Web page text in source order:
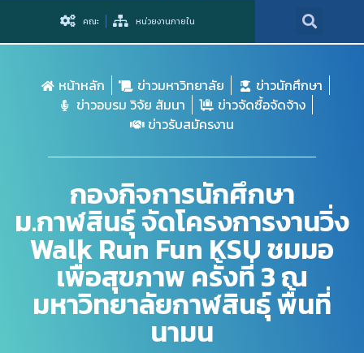
คณะ หน่วยงานภายใน
หน้าหลัก ข่าวมหาวิทยาลัย
ข่าวนักศึกษา
ข่าวอบรม วิจัย สัมนา
ข่าวจัดซื้อจัดจ้าง
ข่าวรับสมัครงาน
กองกิจการนักศึกษา
ม.กาฬสินธุ์ จัดโครงการงานวิ่ง
Walk Run Fun KSU ชมมอ
เพื่อสุขภาพ ครั้งที่ 3 ณ
มหาวิทยาลัยกาฬสินธุ์ พื้นที่
นามน